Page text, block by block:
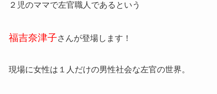
２児のママで左官職人であるという
福吉奈津子さんが登場します！
現場に女性は１人だけの男性社会な左官の世界。